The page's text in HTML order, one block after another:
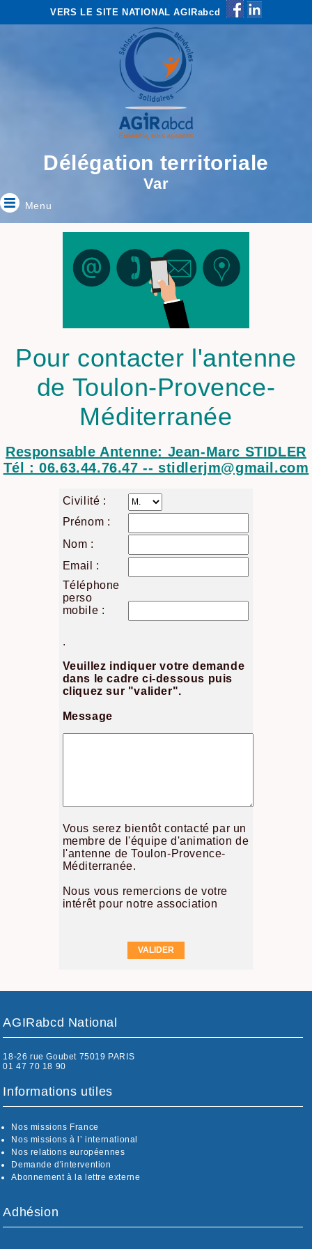
VERS LE SITE NATIONAL AGIRabcd
Délégation territoriale
Var
Menu
Pour contacter l'antenne
de Toulon-Provence-
Méditerranée
Responsable Antenne: Jean-Marc STIDLER
Tél : 06.63.44.76.47 -- stidlerjm@gmail.com
Civilité :
Prénom :
Nom :
Email :
Téléphone
perso
mobile :
.
Veuillez indiquer votre demande
dans le cadre ci-dessous puis
cliquez sur "valider".
Message
Vous serez bientôt contacté par un
membre de l'équipe d'animation de
l'antenne de Toulon-Provence-
Méditerranée.
Nous vous remercions de votre
intérêt pour notre association
AGIRabcd National
18-26 rue Goubet 75019 PARIS
01 47 70 18 90
Informations utiles
Nos missions France
Nos missions à l’ international
Nos relations européennes
Demande d'intervention
Abonnement à la lettre externe
Adhésion